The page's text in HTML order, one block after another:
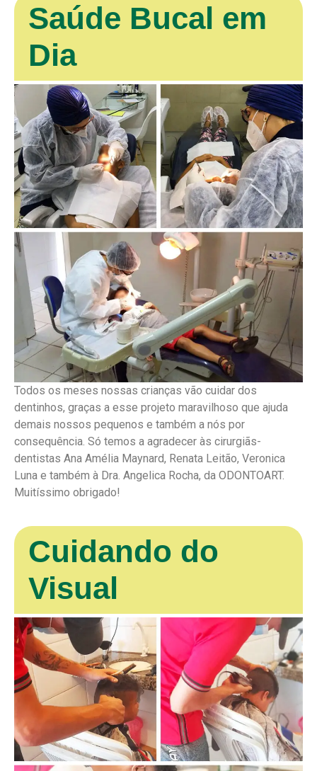
Saúde Bucal em
Dia
Todos os meses nossas crianças vão cuidar dos
dentinhos, graças a esse projeto maravilhoso que ajuda
demais nossos pequenos e também a nós por
consequência. Só temos a agradecer às cirurgiãs-
dentistas Ana Amélia Maynard, Renata Leitão, Veronica
Luna e também à Dra. Angelica Rocha, da ODONTOART.
Muitíssimo obrigado!
Cuidando do
Visual